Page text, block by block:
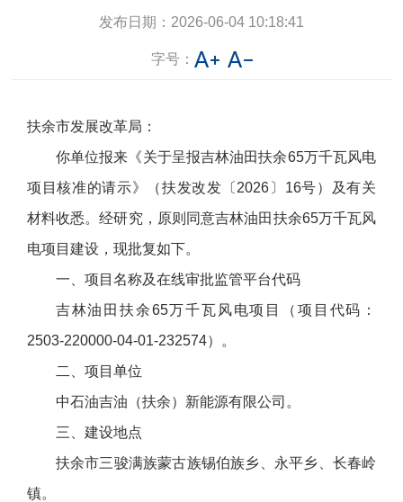
发布日期： 2026-06-04 10:18:41
字号：
扶余市发展改革局：
你单位报来《关于呈报吉林油田扶余65万千瓦风电
项目核准的请示》（扶发改发〔2026〕16号）及有关
材料收悉。经研究，原则同意吉林油田扶余65万千瓦风
电项目建设，现批复如下。
一、项目名称及在线审批监管平台代码
吉林油田扶余65万千瓦风电项目（项目代码：
2503-220000-04-01-232574）。
二、项目单位
中石油吉油（扶余）新能源有限公司。
三、建设地点
扶余市三骏满族蒙古族锡伯族乡、永平乡、长春岭
镇。